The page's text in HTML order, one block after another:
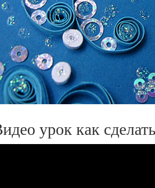
урок как